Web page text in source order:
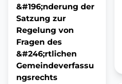
&#196;nderung der
Satzung zur
Regelung von
Fragen des
&#246;rtlichen
Gemeindeverfassu
ngsrechts